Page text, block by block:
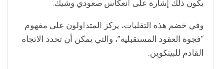
يكون ذلك إشارة على انعكاس صعودي وشيك.
وفي خضم هذه التقلبات، يركز المتداولون على مفهوم
“فجوة العقود المستقبلية”، والتي يمكن أن تحدد الاتجاه
القادم للبيتكوين.